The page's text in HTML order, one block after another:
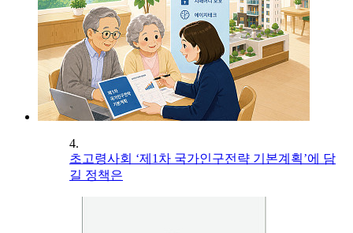
4.
초고령사회 ‘제1차 국가인구전략 기본계획’에 담
길 정책은